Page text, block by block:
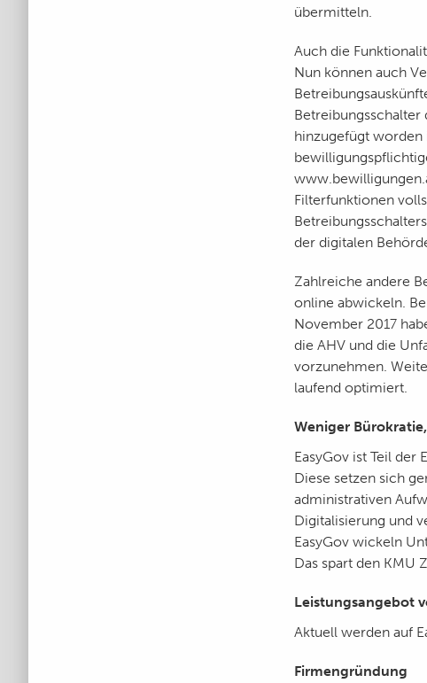
übermitteln.
Auch die
Nun können auch
Betreibungsschalter
hinzugefügt
Filterfunktionen
der digitalen
Zahlreiche andere
online abwickeln.
November 2017
die AHV und die
vorzunehmen.
laufend optimiert.
Weniger
EasyGov ist Teil
Diese setzen sich
administrativen
Digitalisierung und
EasyGov wickeln
Das spart den KMU
Leistungsangebot
Aktuell werden auf
Firmengründung